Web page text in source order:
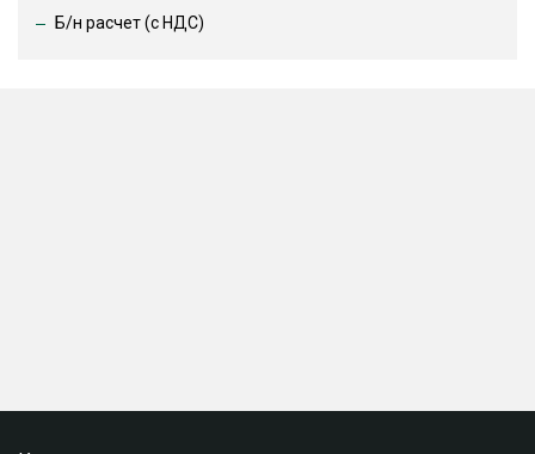
Б/н расчет (c НДС)